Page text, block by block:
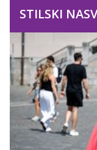
STILSKI